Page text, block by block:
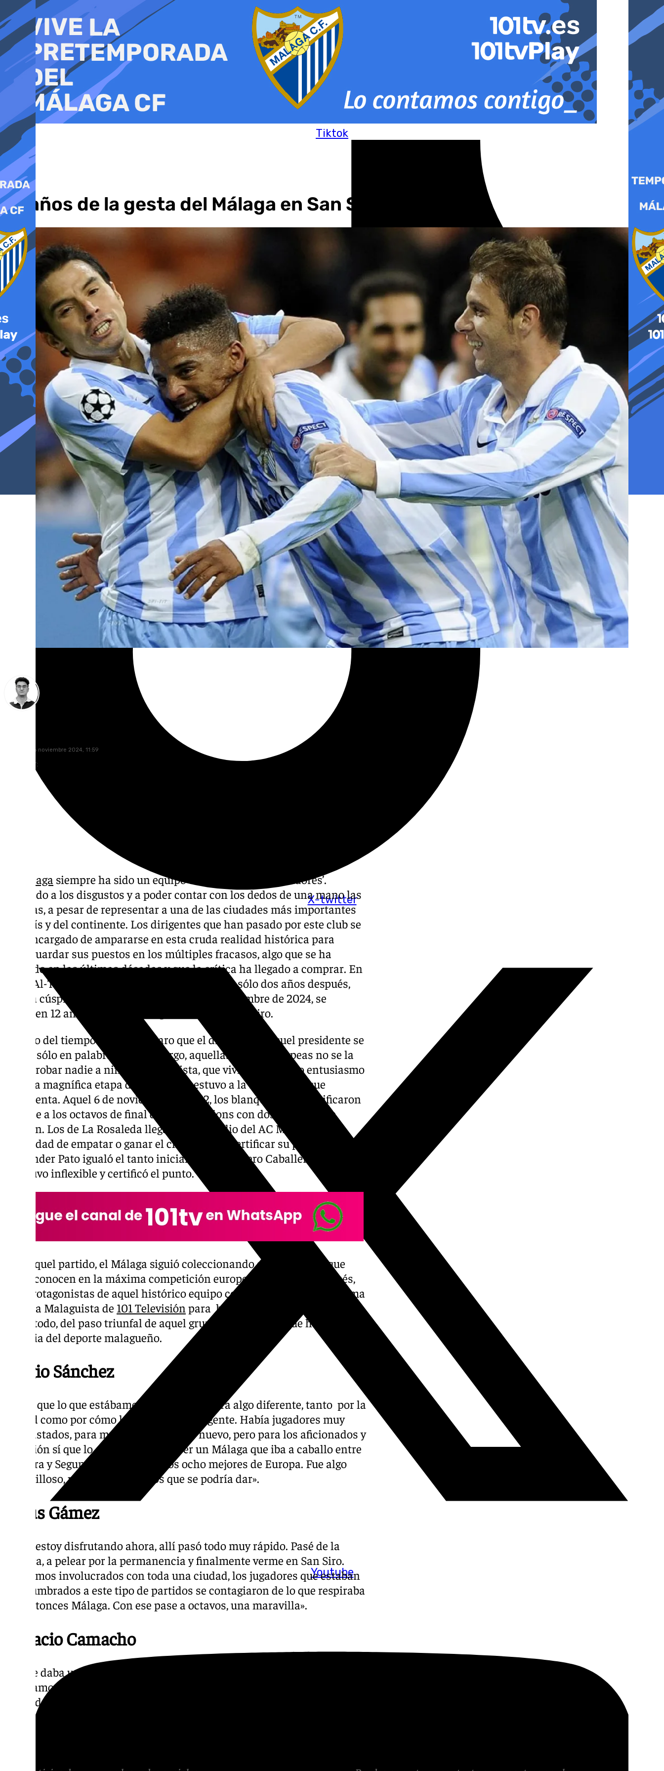
al
contenido
Tiktok
X-twitter
Youtube
12 años de la gesta del Málaga en San Siro
miércoles, 6 noviembre 2024, 11:59
Compartir:
Málaga siempre ha sido un equipo de los llamados ‘sufridores’.
Abonado a los disgustos y a poder contar con los dedos de una mano las
alegrías, a pesar de representar a una de las ciudades más importantes
del país y del continente. Los dirigentes que han pasado por este club se
han encargado de ampararse en esta cruda realidad histórica para
salvaguardar sus puestos en los múltiples fracasos, algo que se ha
repetido en las últimas décadas y que la crítica ha llegado a comprar. En
2010, Al-Thani llegó con un discurso distinto y sólo dos años después,
tocó la cúspide en la Champions. Hoy, 6 de noviembre de 2024, se
cumplen 12 años de aquella mágica noche en San Siro.
El paso del tiempo ha dejado claro que el discurso de aquel presidente se
quedó sólo en palabras. Sin embargo, aquellas gestas europeas no se la
podrá robar nadie a ningún malaguista, que vivió con mucho entusiasmo
aquella magnífica etapa donde el club estuvo a la altura de lo que
representa. Aquel 6 de noviembre de 2012, los blanquiazules certificaron
su pase a los octavos de final de la Champions con dos jornadas de
margen. Los de La Rosaleda llegaban al estadio del AC Milán con la
necesidad de empatar o ganar el choque para certificar su pase, y así fue.
Alexander Pato igualó el tanto inicial de Eliseu, pero Caballero se
mantuvo inflexible y certificó el punto.
Tras aquel partido, el Málaga siguió coleccionando grandes hitos que
todos conocen en la máxima competición europea. Doce años después,
tres protagonistas de aquel histórico equipo coincidieron en el programa
de Área Malaguista de 101 Televisión para hablar de aquel choque y,
sobre todo, del paso triunfal de aquel grupo de jugadores que hoy son
historia del deporte malagueño.
Sergio Sánchez
«Veías que lo que estábamos consiguiendo era algo diferente, tanto por la
ciudad como por cómo lo interpretaba la gente. Había jugadores muy
contrastados, para muchos no era algo nuevo, pero para los aficionados y
la afición sí que lo era. Pasamos de ser un Málaga que iba a caballo entre
Primera y Segunda a estar entre los ocho mejores de Europa. Fue algo
maravilloso, pocos pensaríamos que se podría dar».
Jesús Gámez
«Yo lo estoy disfrutando ahora, allí pasó todo muy rápido. Pasé de la
cantera, a pelear por la permanencia y finalmente verme en San Siro.
Nos vimos involucrados con toda una ciudad, los jugadores que estaban
acostumbrados a este tipo de partidos se contagiaron de lo que respiraba
por entonces Málaga. Con ese pase a octavos, una maravilla».
Ignacio Camacho
«Nadie daba un duro por nosotros, éramos el equipo nuevo y creo que
superamos todas las expectativas de los contrincantes y de los de
alrededor. Siempre es bonito que te recuerden. Lo importante era llegar
allí, poder vivir también el partido de Dortmund, que también es especial